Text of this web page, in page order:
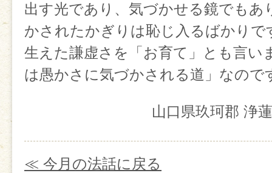
出す光であり、気づかせる鏡でもあ
かされたかぎりは恥じ入るばかりで
生えた謙虚さを「お育て」とも言い
は愚かさに気づかされる道」なので
山口県玖珂郡 浄
≪ 今月の法話に戻る